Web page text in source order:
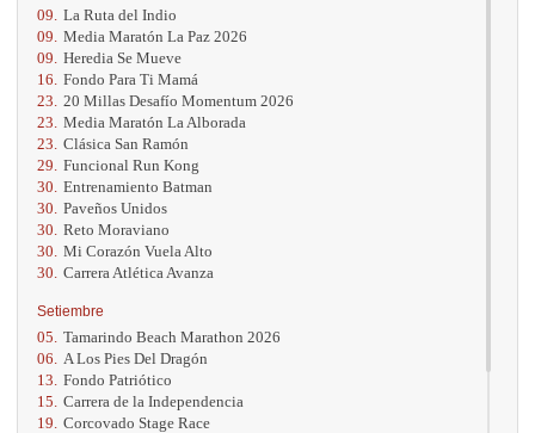
09. La Ruta del Indio
09. Media Maratón La Paz 2026
09. Heredia Se Mueve
16. Fondo Para Ti Mamá
23. 20 Millas Desafío Momentum 2026
23. Media Maratón La Alborada
23. Clásica San Ramón
29. Funcional Run Kong
30. Entrenamiento Batman
30. Paveños Unidos
30. Reto Moraviano
30. Mi Corazón Vuela Alto
30. Carrera Atlética Avanza
Setiembre
05. Tamarindo Beach Marathon 2026
06.
A Los Pies Del Dragón
13. Fondo Patriótico
15. Carrera de la Independencia
19. Corcovado Stage Race